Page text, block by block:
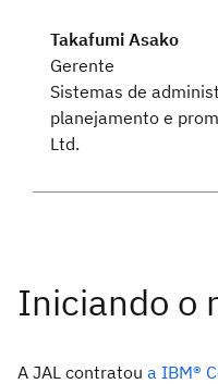
Takafumi Asako
Gerente
Sistemas de
planejamento e
Ltd.
A JAL contratou a IBM®